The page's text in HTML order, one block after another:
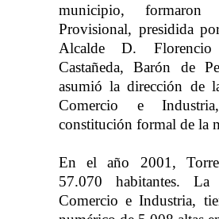
municipio, formaron
Provisional, presidida
Alcalde D.
Castañeda, Barón de
asumió la dirección de
Comercio e
constitución formal de la
En el año 2001,
57.070 habitantes. La
Comercio e Industria,